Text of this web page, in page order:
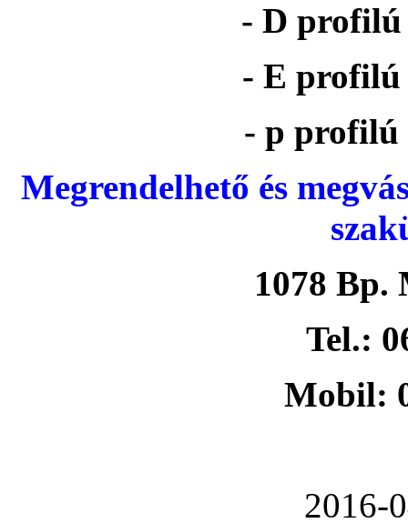
- D profilú
- E profilú
- p profilú
Megrendelhető és
1078 Bp.
Tel.:
Mobil:
2016-